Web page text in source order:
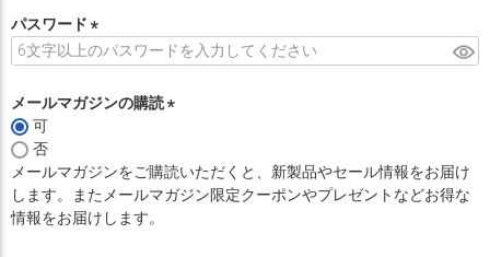
須
)
パスワード
(
須
メールマガジンの購読
須
)
可
否
メールマガジンをご購読いただくと、新製品やセール情報をお届け
します。またメールマガジン限定クーポンやプレゼントなどお得な
情報をお届けします。